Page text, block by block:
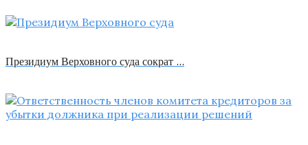
Президиум Верховного суда сократ …